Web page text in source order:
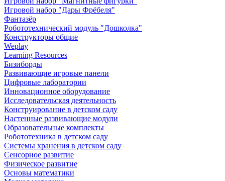
Игровой набор "Дары Фрёбеля"
Фантазёр
Робототехнический модуль "Дошколка"
Конструкторы общие
Weplay
Learning Resources
Бизиборды
Развивающие игровые панели
Цифровые лаборатории
Инновационное оборудование
Исследовательская деятельность
Конструирование в детском саду
Настенные развивающие модули
Образовательные комплекты
Робототехника в детском саду
Системы хранения в детском саду
Сенсорное развитие
Физическое развитие
Основы математики